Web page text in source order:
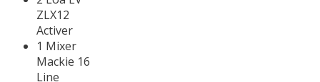
ZLX12
Activer
1 Mixer
Mackie 16
Line